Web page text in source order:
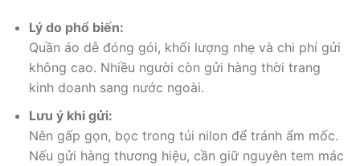
Lý do phổ biến:
Quần áo dễ đóng gói, khối lượng nhẹ và chi phí gửi
không cao. Nhiều người còn gửi hàng thời trang
kinh doanh sang nước ngoài.
Lưu ý khi gửi:
Nên gấp gọn, bọc trong túi nilon để tránh ẩm mốc.
Nếu gửi hàng thương hiệu, cần giữ nguyên tem mác